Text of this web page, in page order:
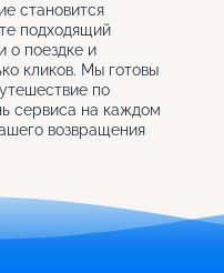
становится
подходящий
о поездке и
кликов. Мы готовы
по
сервиса на каждом
возвращения